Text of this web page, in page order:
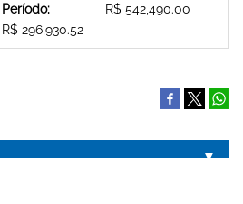
Período:
R$ 296,930.52
R$ 542,490.00